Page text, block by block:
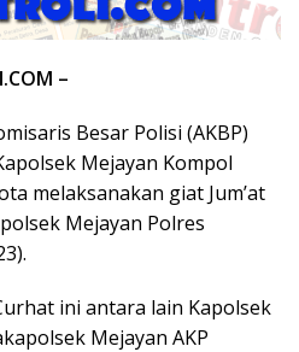
–
Besar Polisi (AKBP)
Mejayan Kompol
melaksanakan giat Jum’at
Mejayan Polres
ini antara lain Kapolsek
Mejayan AKP